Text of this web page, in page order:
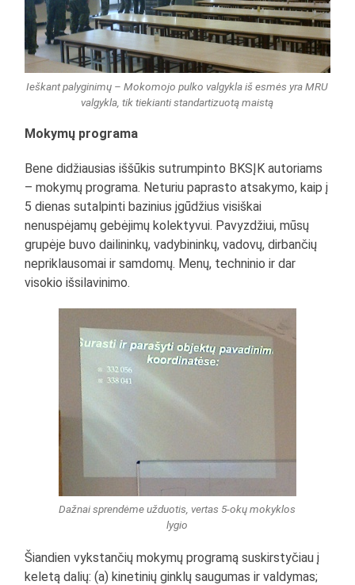
Ieškant palyginimų – Mokomojo pulko valgykla iš esmės yra MRU
valgykla, tik tiekianti standartizuotą maistą
Mokymų programa
Bene didžiausias iššūkis sutrumpinto BKSĮK autoriams
– mokymų programa. Neturiu paprasto atsakymo, kaip į
5 dienas sutalpinti bazinius įgūdžius visiškai
nenuspėjamų gebėjimų kolektyvui. Pavyzdžiui, mūsų
grupėje buvo dailininkų, vadybininkų, vadovų, dirbančių
nepriklausomai ir samdomų. Menų, techninio ir dar
visokio išsilavinimo.
Dažnai sprendėme užduotis, vertas 5-okų mokyklos
lygio
Šiandien vykstančių mokymų programą suskirstyčiau į
keletą dalių: (a) kinetinių ginklų saugumas ir valdymas;